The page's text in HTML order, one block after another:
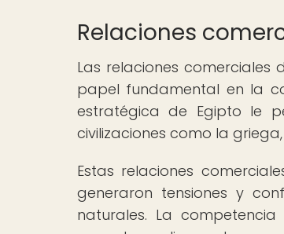
Relaciones
Las relaciones comerciales
papel fundamental en la
estratégica de Egipto le
civilizaciones como la
Estas relaciones
generaron tensiones y
naturales. La